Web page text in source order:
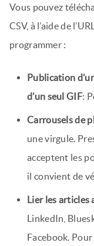
Vous pouvez
CSV, à l’aide de
programmer :
Publication
d’un seul GIF:
Carrousels de
une virgule.
acceptent les
il convient de
Lier les articles
LinkedIn,
Facebook. Pour